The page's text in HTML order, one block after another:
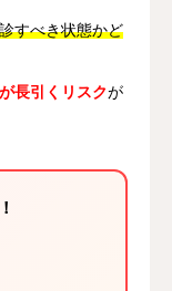
すべき状態かど
長引くリスクが